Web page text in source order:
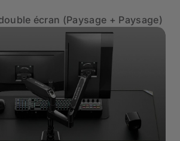
écran (Paysage + Paysage)